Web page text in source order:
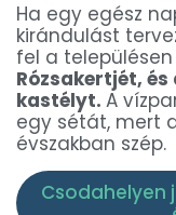
Ha egy egész
kirándulást
fel a településen
Rózsakertjét,
kastélyt. A
egy sétát, mert
évszakban szép.
Csodahelyen